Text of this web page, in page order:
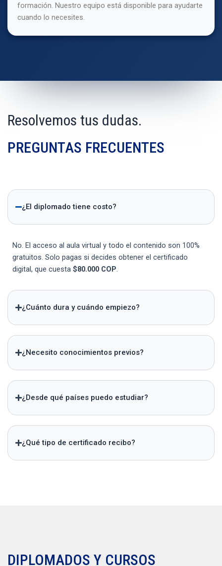
formación. Nuestro equipo está disponible para ayudarte
cuando lo necesites.
Resolvemos tus dudas.
PREGUNTAS FRECUENTES
¿El diplomado tiene costo?
No. El acceso al aula virtual y todo el contenido son 100%
gratuitos. Solo pagas si decides obtener el certificado
digital, que cuesta $80.000 COP
¿Cuánto dura y cuándo empiezo?
¿Necesito conocimientos previos?
¿Desde qué países puedo estudiar?
¿Qué tipo de certificado recibo?
DIPLOMADOS Y CURSOS